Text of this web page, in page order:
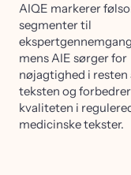
AIQE markerer
segmenter til
mens AIE sørger for
nøjagtighed i resten
teksten og forbedrer
kvaliteten i
medicinske tekster.